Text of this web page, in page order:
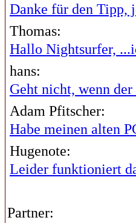
Danke für den Tipp,
Thomas:
Hallo Nightsurfer,
hans:
Geht nicht, wenn
Adam Pfitscher:
Habe meinen alten
Hugenote:
Leider funktioniert
Partner: